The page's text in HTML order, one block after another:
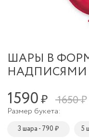
ШАРЫ В
НАДПИСЯМИ
1590₽ 1650 ₽
Размер букета:
3 шара - 790 ₽ 5